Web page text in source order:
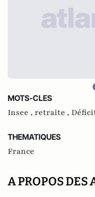
MOTS-CLES
Insee , retraite ,
THEMATIQUES
France
A PROPOS DES